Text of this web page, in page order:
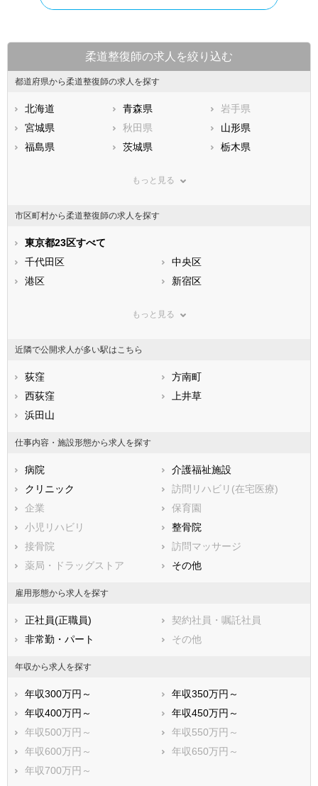
柔道整復師の求人を絞り込む
都道府県から柔道整復師の求人を探す
北海道 青森県
岩手県
宮城県
秋田県
山形県
福島県
茨城県
栃木県
神奈川県
石川県
福井県
静岡県
滋賀県
兵庫県
山口県
福岡県
佐賀県
熊本県
鹿児島県
もっと見る
市区町村から柔道整復師の求人を探す
東京都23区すべて
千代田区
中央区
港区
新宿区
江東区
大田区
渋谷区
中野区
杉並区
豊島区
北区
江戸川区
市部
八王子市
立川市
武蔵野市
三鷹市
青梅市
府中市
昭島市
調布市
町田市
東村山市
国分寺市
国立市
福生市
狛江市
武蔵村山市
多摩市
稲城市
羽村市
あきる野市
西東京市
西多摩郡瑞穂町
西多摩郡日の出町
西多摩郡檜原村
もっと見る
近隣で公開求人が多い駅はこちら
荻窪
方南町
西荻窪
上井草
浜田山
仕事内容・施設形態から求人を探す
病院
介護福祉施設
クリニック
訪問リハビリ(在宅医療)
企業
保育園
小児リハビリ
整骨院
接骨院
訪問マッサージ
薬局・ドラッグストア
その他
雇用形態から求人を探す
正社員(正職員)
契約社員・嘱託社員
非常勤・パート
その他
年収から求人を探す
年収300万円～
年収350万円～
年収400万円～
年収450万円～
年収500万円～
年収550万円～
年収600万円～
年収650万円～
年収700万円～